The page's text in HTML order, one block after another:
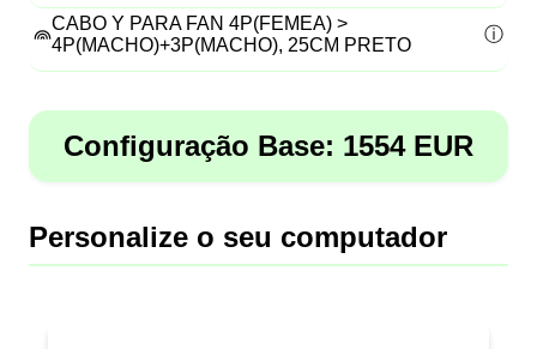
CABO Y PARA FAN 4P(FEMEA) >
4P(MACHO)+3P(MACHO), 25CM PRETO
Configuração Base: 1554 EUR
Personalize o seu computador